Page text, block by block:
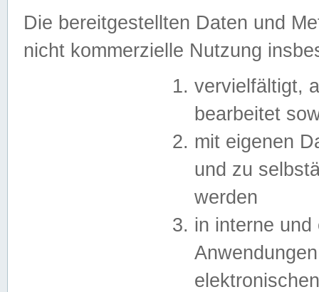
Die bereitgestellten Daten und
nicht kommerzielle Nutzung
vervielfältigt,
bearbeitet
mit eigenen
und zu
werden
in interne